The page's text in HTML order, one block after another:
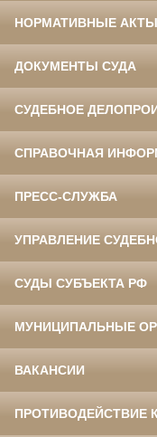
НОРМАТИВНЫЕ АКТЫ
ДОКУМЕНТЫ СУДА
СУДЕБНОЕ
СПРАВОЧНАЯ
ПРЕСС-СЛУЖБА
УПРАВЛЕНИЕ
СУДЫ СУБЪЕКТА РФ
МУНИЦИПАЛЬНЫЕ
ВАКАНСИИ
ПРОТИВОДЕЙСТВИЕ